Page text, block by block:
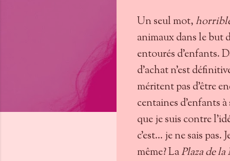
Un seul mot,
animaux dans le but
entourés d'enfants.
d'achat n'est
méritent pas d'être
centaines d'enfants
que je suis contre
c'est... je ne sais pas.
même? LaPlaza de